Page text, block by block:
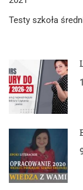
Testy szkoła